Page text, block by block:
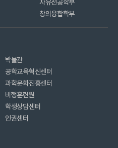
자유전공학부
창의융합학부
박물관
공학교육혁신센터
과학문화진흥센터
비행훈련원
학생상담센터
인권센터